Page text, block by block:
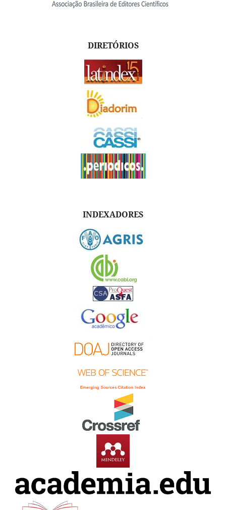
DIRETÓRIOS
INDEXADORES